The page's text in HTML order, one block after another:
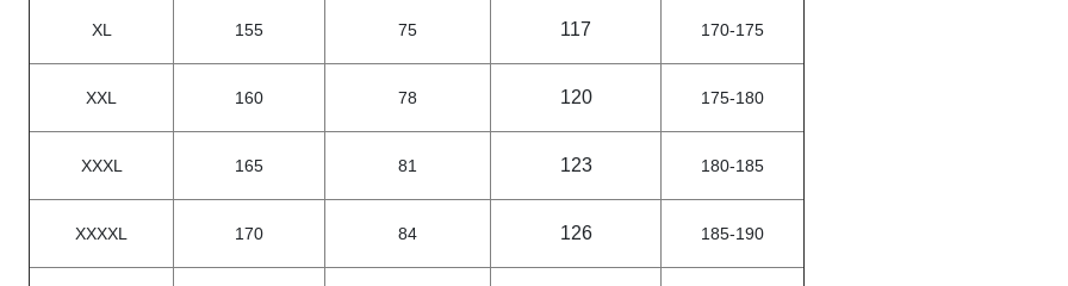
XL 155 75 117 170-175
XXL 160 78 120 175-180
XXXL 165 81 123 180-185
XXXXL 170 84 126 185-190